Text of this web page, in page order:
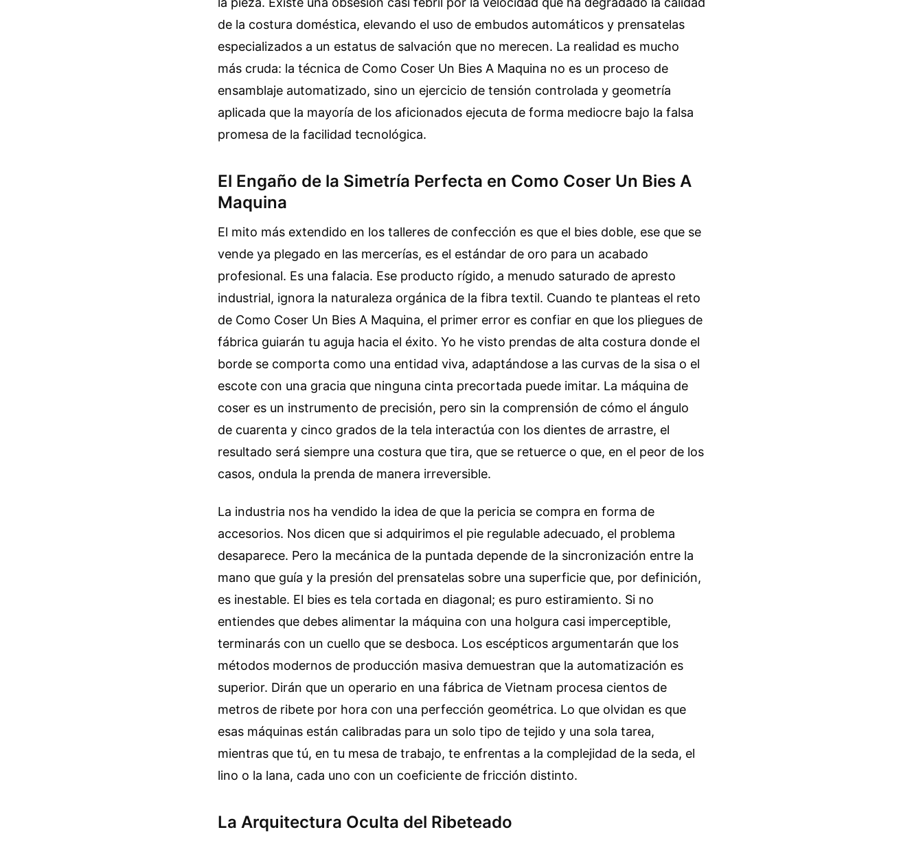
de la costura doméstica, elevando el uso de embudos automáticos y prensatelas
especializados a un estatus de salvación que no merecen. La realidad es mucho
más cruda: la técnica de Como Coser Un Bies A Maquina no es un proceso de
ensamblaje automatizado, sino un ejercicio de tensión controlada y geometría
aplicada que la mayoría de los aficionados ejecuta de forma mediocre bajo la falsa
promesa de la facilidad tecnológica.
El Engaño de la Simetría Perfecta en Como Coser Un Bies A
Maquina
El mito más extendido en los talleres de confección es que el bies doble, ese que se
vende ya plegado en las mercerías, es el estándar de oro para un acabado
profesional. Es una falacia. Ese producto rígido, a menudo saturado de apresto
industrial, ignora la naturaleza orgánica de la fibra textil. Cuando te planteas el reto
de Como Coser Un Bies A Maquina, el primer error es confiar en que los pliegues de
fábrica guiarán tu aguja hacia el éxito. Yo he visto prendas de alta costura donde el
borde se comporta como una entidad viva, adaptándose a las curvas de la sisa o el
escote con una gracia que ninguna cinta precortada puede imitar. La máquina de
coser es un instrumento de precisión, pero sin la comprensión de cómo el ángulo
de cuarenta y cinco grados de la tela interactúa con los dientes de arrastre, el
resultado será siempre una costura que tira, que se retuerce o que, en el peor de los
casos, ondula la prenda de manera irreversible.
La industria nos ha vendido la idea de que la pericia se compra en forma de
accesorios. Nos dicen que si adquirimos el pie regulable adecuado, el problema
desaparece. Pero la mecánica de la puntada depende de la sincronización entre la
mano que guía y la presión del prensatelas sobre una superficie que, por definición,
es inestable. El bies es tela cortada en diagonal; es puro estiramiento. Si no
entiendes que debes alimentar la máquina con una holgura casi imperceptible,
terminarás con un cuello que se desboca. Los escépticos argumentarán que los
métodos modernos de producción masiva demuestran que la automatización es
superior. Dirán que un operario en una fábrica de Vietnam procesa cientos de
metros de ribete por hora con una perfección geométrica. Lo que olvidan es que
esas máquinas están calibradas para un solo tipo de tejido y una sola tarea,
mientras que tú, en tu mesa de trabajo, te enfrentas a la complejidad de la seda, el
lino o la lana, cada uno con un coeficiente de fricción distinto.
La Arquitectura Oculta del Ribeteado